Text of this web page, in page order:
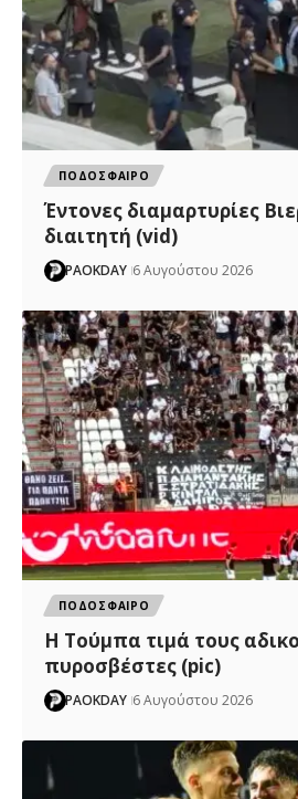
ΠΟΔΟΣΦΑΙΡΟ
Έντονες διαμαρτυρίες
διαιτητή (vid)
PAOKDAY 6 Αυγούστου 2026
ΠΟΔΟΣΦΑΙΡΟ
H Tούμπα τιμά τους
πυροσβέστες (pic)
PAOKDAY 6 Αυγούστου 2026